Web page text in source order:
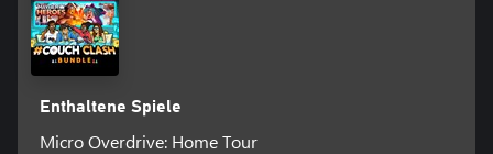
Enthaltene Spiele
Micro Overdrive: Home Tour